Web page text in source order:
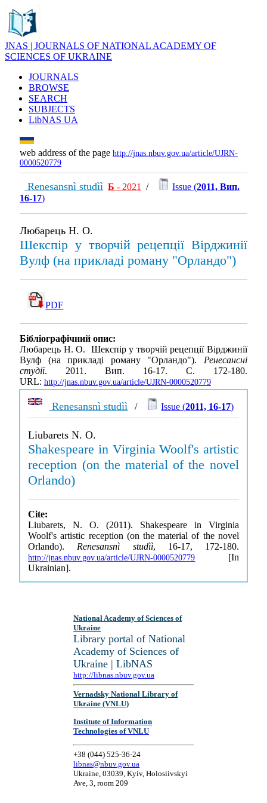
JNAS | JOURNALS OF NATIONAL ACADEMY OF
SCIENCES OF UKRAINE
JOURNALS
BROWSE
SEARCH
SUBJECTS
LibNAS UA
web address of the page http://jnas.nbuv.gov.ua/article/UJRN-
0000520779
Renesansnì studìì Б - 2021 / Issue (2011, Вип.
16-17)
Любарець Н. О.
Шекспір у творчій рецепції Вірджинії
Вулф (на прикладі роману "Орландо")
PDF
Бібліографічний опис:
Любарець Н. О. Шекспір у творчій рецепції Вірджинії
Вулф (на прикладі роману "Орландо"). Ренесансні
студії. 2011. Вип. 16-17. С. 172-180.
URL: http://jnas.nbuv.gov.ua/article/UJRN-0000520779
Renesansnì studìì / Issue (2011, 16-17)
Liubarets N. O.
Shakespeare in Virginia Woolf's artistic
reception (on the material of the novel
Orlando)
Cite:
Liubarets, N. O. (2011). Shakespeare in Virginia
Woolf's artistic reception (on the material of the novel
Orlando). Renesansnì studìì, 16-17, 172-180.
http://jnas.nbuv.gov.ua/article/UJRN-0000520779 [In
Ukrainian].
National Academy of Sciences of
Ukraine
Library portal of National
Academy of Sciences of
Ukraine | LibNAS
http://libnas.nbuv.gov.ua
Vernadsky National Library of
Ukraine (VNLU)
Institute of Information
Technologies of VNLU
+38 (044) 525-36-24
libnas@nbuv.gov.ua
Ukraine, 03039, Kyiv, Holosiivskyi
Ave, 3, room 209